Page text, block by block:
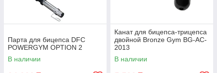
Парта для бицепса DFC
POWERGYM OPTION 2
В наличии
Канат для бицепса-трицепса
двойной Bronze Gym BG-AC-
2013
В наличии